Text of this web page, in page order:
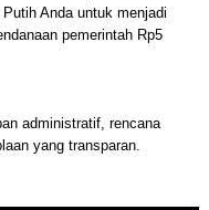
Anda untuk menjadi
pemerintah Rp5
administratif, rencana
yang transparan.